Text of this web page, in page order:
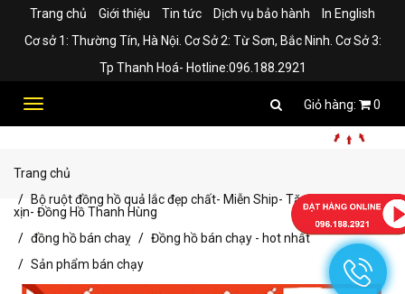
Trang chủ Giới thiệu Tin tức Dịch vụ bảo hành
In English
Cơ sở 1: Thường Tín, Hà Nội. Cơ Sở 2: Từ Sơn, Bắc Ninh. Cơ Sở 3:
Tp Thanh Hoá- Hotline:096.188.2921
Toggle
0
Trang chủ
Bộ ruột đồng hồ quả lắc đẹp chất- Miễn Ship- Tặng kèm pin
xịn- Đồng Hồ Thanh Hùng
đồng hồ bán chaỵ
Đồng hồ bán chạy - hot nhất
Sản phẩm bán chạy